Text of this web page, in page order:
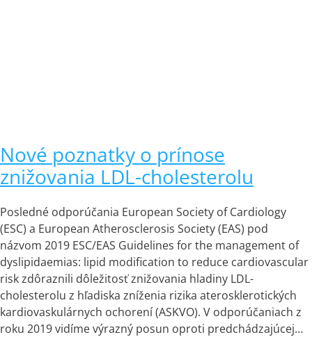
Nové poznatky o prínose
znižovania LDL-cholesterolu
Posledné odporúčania European Society of Cardiology
(ESC) a European Atherosclerosis Society (EAS) pod
názvom 2019 ESC/EAS Guidelines for the management of
dyslipidaemias: lipid modification to reduce cardiovascular
risk zdôraznili dôležitosť znižovania hladiny LDL-
cholesterolu z hľadiska zníženia rizika aterosklerotických
kardiovaskulárnych ochorení (ASKVO). V odporúčaniach z
roku 2019 vidíme výrazný posun oproti predchádzajúcej…